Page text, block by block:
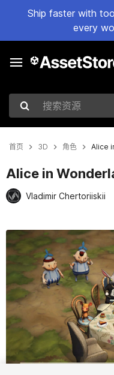
Ship faster with
every
搜索资源
首页 3D 角色 Alice
Alice in
Vladimir Chertoriiskii
当前幻灯片：1 / 38